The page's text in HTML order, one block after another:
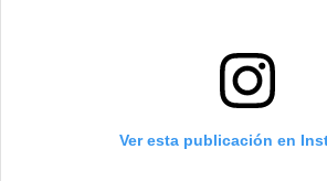
Ver esta publicación en